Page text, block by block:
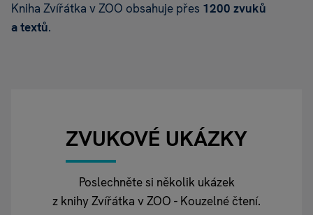
Kniha Zvířátka v ZOO obsahuje přes 1200 zvuků
a textů.
ZVUKOVÉ UKÁZKY
Poslechněte si několik ukázek
z knihy Zvířátka v ZOO - Kouzelné čtení.